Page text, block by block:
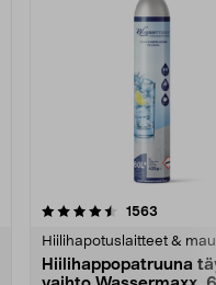
1563
Hiilihapotuslaitteet &
Hiilihappopatruuna
4.5viidestä